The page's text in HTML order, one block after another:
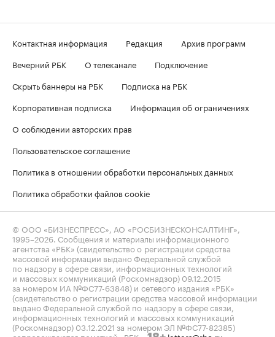
Контактная информация Редакция
Архив программ
Вечерний РБК
О телеканале
Подключение
Скрыть баннеры на РБК
Подписка на РБК
Корпоративная подписка
Информация об ограничениях
О соблюдении авторских прав
Пользовательское соглашение
Политика в отношении обработки персональных данных
Политика обработки файлов cookie
© ООО «БИЗНЕСПРЕСС», АО «РОСБИЗНЕСКОНСАЛТИНГ»,
1995–2026 . Сообщения и материалы информационного
агентства «РБК» (свидетельство о регистрации средства
массовой информации выдано Федеральной службой
по надзору в сфере связи, информационных технологий
и массовых коммуникаций (Роскомнадзор) 09.12.2015
за номером ИА №ФС77-63848) и сетевого издания «РБК»
(свидетельство о регистрации средства массовой информации
выдано Федеральной службой по надзору в сфере связи,
информационных технологий и массовых коммуникаций
(Роскомнадзор) 03.12.2021 за номером ЭЛ №ФС77-82385)